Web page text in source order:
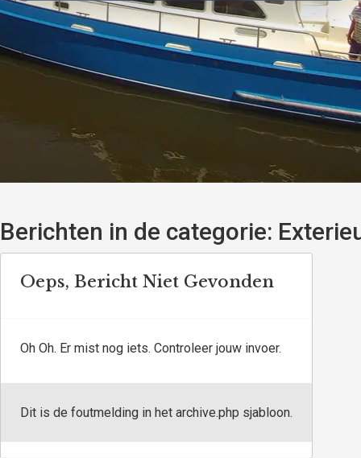
Berichten in de categorie:
Oeps, Bericht Niet Gevonden
Oh Oh. Er mist nog iets. Controleer jouw invoer.
Dit is de foutmelding in het archive.php sjabloon.